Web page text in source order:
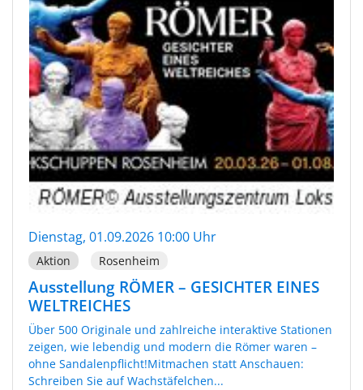
Dienstag, 01.09.2026 10:00 Uhr
Aktion Rosenheim
Ausstellung RÖMER – GESICHTER EINES
WELTREICHES
Über 500 Originale und zahlreiche interaktive Stationen
zeigen, wie lebendig und modern die Römer waren –
ohne Sandalenpflicht!Mitmachen statt Anschauen:
Schreiben Sie auf Wachstäfelchen...